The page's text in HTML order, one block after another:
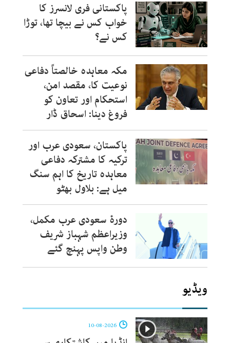
پاکستانی فری لانسرز کا
خواب کس نے بیچا تھا، توڑا
کس نے؟
مکہ معاہدہ خالصتاً دفاعی
نوعیت کا، مقصد امن،
استحکام اور تعاون کو
فروغ دینا: اسحاق ڈار
پاکستان، سعودی عرب اور
ترکیہ کا مشترکہ دفاعی
معاہدہ تاریخ کا اہم سنگ
میل ہے: بلاول بھٹو
دورۂ سعودی عرب مکمل،
وزیراعظم شہباز شریف
وطن واپس پہنچ گئے
ویڈیو